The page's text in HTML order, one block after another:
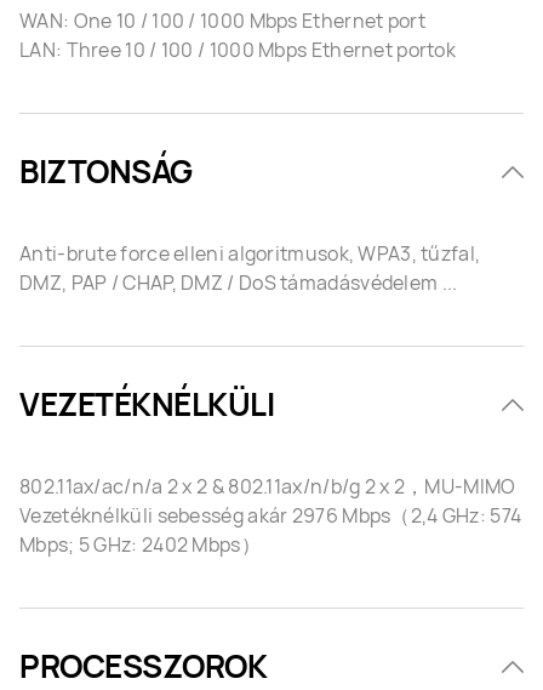
WAN: One 10 / 100 / 1000 Mbps Ethernet port
LAN: Three 10 / 100 / 1000 Mbps Ethernet portok
BIZTONSÁG
Anti-brute force elleni algoritmusok, WPA3, tűzfal,
DMZ, PAP / CHAP, DMZ / DoS támadásvédelem ...
VEZETÉKNÉLKÜLI
802.11ax/ac/n/a 2 x 2 & 802.11ax/n/b/g 2 x 2，MU-MIMO
Vezetéknélküli sebesség akár 2976 Mbps（2,4 GHz: 574
Mbps; 5 GHz: 2402 Mbps）
PROCESSZOROK